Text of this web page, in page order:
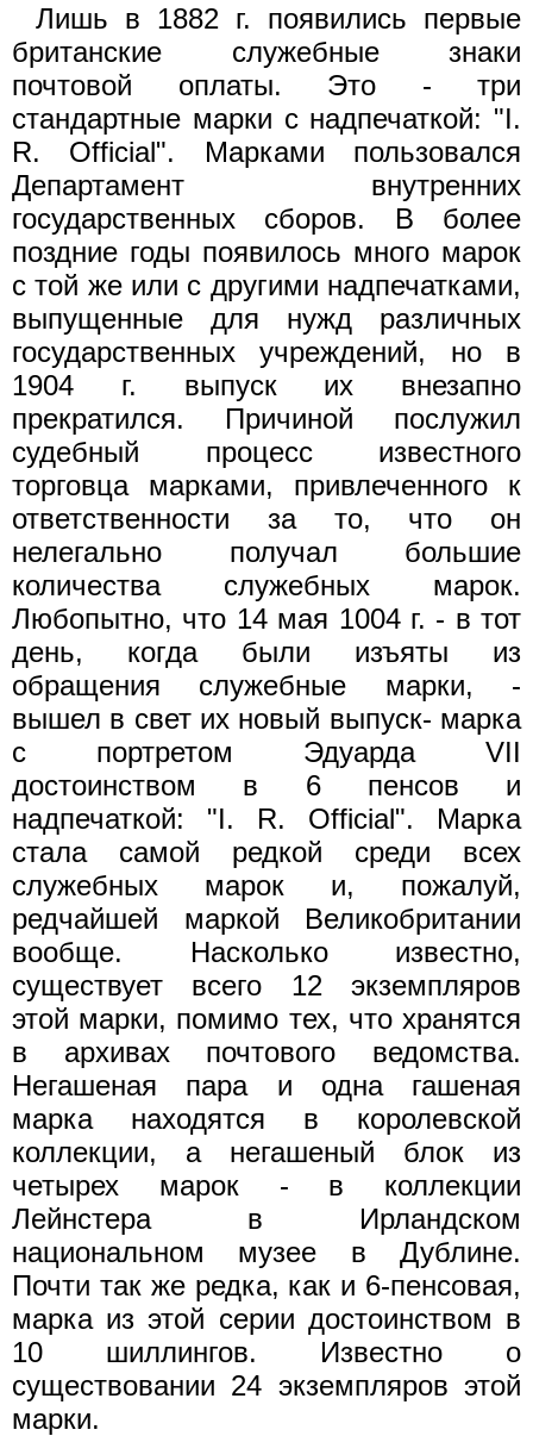
Лишь в 1882 г. появились первые
британские служебные знаки
почтовой оплаты. Это - три
стандартные марки с надпечаткой: "I.
R. Official". Марками пользовался
Департамент внутренних
государственных сборов. В более
поздние годы появилось много марок
с той же или с другими надпечатками,
выпущенные для нужд различных
государственных учреждений, но в
1904 г. выпуск их внезапно
прекратился. Причиной послужил
судебный процесс известного
торговца марками, привлеченного к
ответственности за то, что он
нелегально получал большие
количества служебных марок.
Любопытно, что 14 мая 1004 г. - в тот
день, когда были изъяты из
обращения служебные марки, -
вышел в свет их новый выпуск- марка
с портретом Эдуарда VII
достоинством в 6 пенсов и
надпечаткой: "I. R. Official". Марка
стала самой редкой среди всех
служебных марок и, пожалуй,
редчайшей маркой Великобритании
вообще. Насколько известно,
существует всего 12 экземпляров
этой марки, помимо тех, что хранятся
в архивах почтового ведомства.
Негашеная пара и одна гашеная
марка находятся в королевской
коллекции, а негашеный блок из
четырех марок - в коллекции
Лейнстера в Ирландском
национальном музее в Дублине.
Почти так же редка, как и 6-пенсовая,
марка из этой серии достоинством в
10 шиллингов. Известно о
существовании 24 экземпляров этой
марки.